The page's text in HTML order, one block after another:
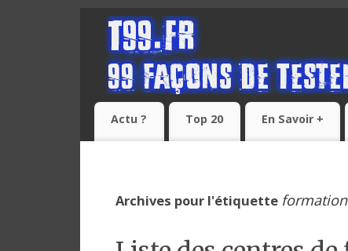
Actu ? Top 20 En Savoir +
Archives pour l'étiquette formation